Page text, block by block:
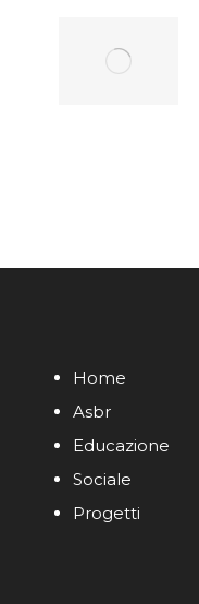
Home
Asbr
Educazione
Sociale
Progetti